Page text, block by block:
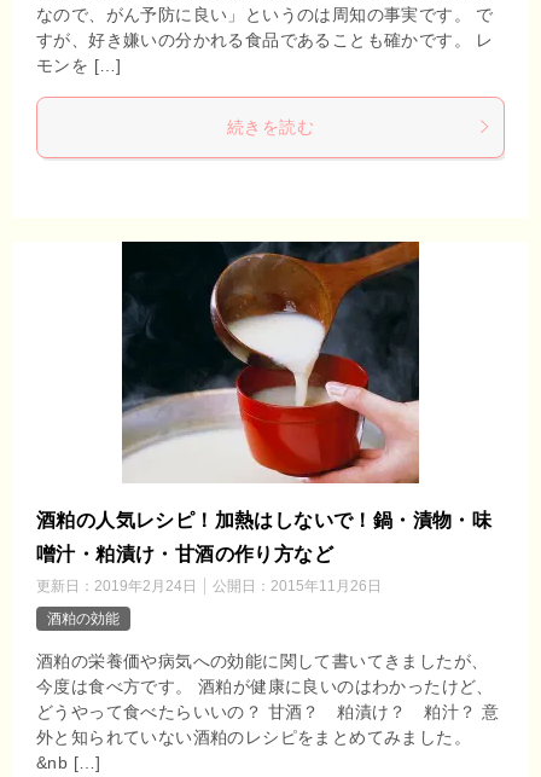
なので、がん予防に良い」というのは周知の事実です。 で
すが、好き嫌いの分かれる食品であることも確かです。 レ
モンを […]
続きを読む
酒粕の人気レシピ！加熱はしないで！鍋・漬物・味
噌汁・粕漬け・甘酒の作り方など
更新日： 2019年2月24日 公開日： 2015年11月26日
酒粕の効能
酒粕の栄養価や病気への効能に関して書いてきましたが、
今度は食べ方です。 酒粕が健康に良いのはわかったけど、
どうやって食べたらいいの？ 甘酒？ 粕漬け？ 粕汁？ 意
外と知られていない酒粕のレシピをまとめてみました。
&nb […]